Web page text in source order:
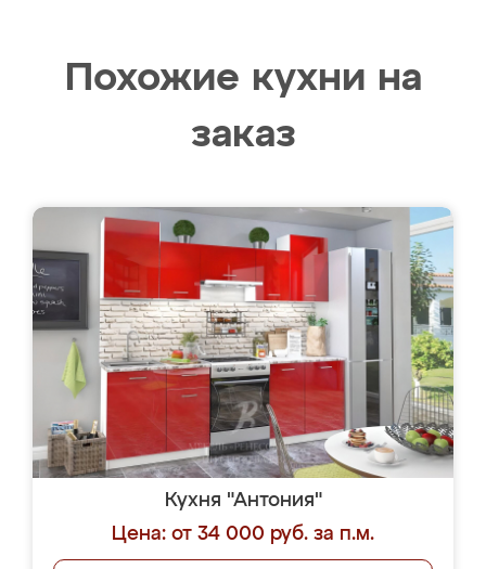
Похожие кухни на
заказ
Кухня "Антония"
Цена: от 34 000 руб. за п.м.